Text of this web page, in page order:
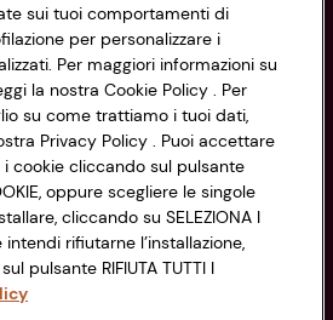
BOLOGNA
Imprese
Servizio clienti
sui tuoi comportamenti di
per personalizzare i
Per maggiori informazioni su
la nostra Cookie Policy . Per
su come trattiamo i tuoi dati,
Privacy Policy . Puoi accettare
i cookie cliccando sul pulsante
oppure scegliere le singole
cliccando su SELEZIONA I
intendi rifiutarne l’installazione,
pulsante RIFIUTA TUTTI I